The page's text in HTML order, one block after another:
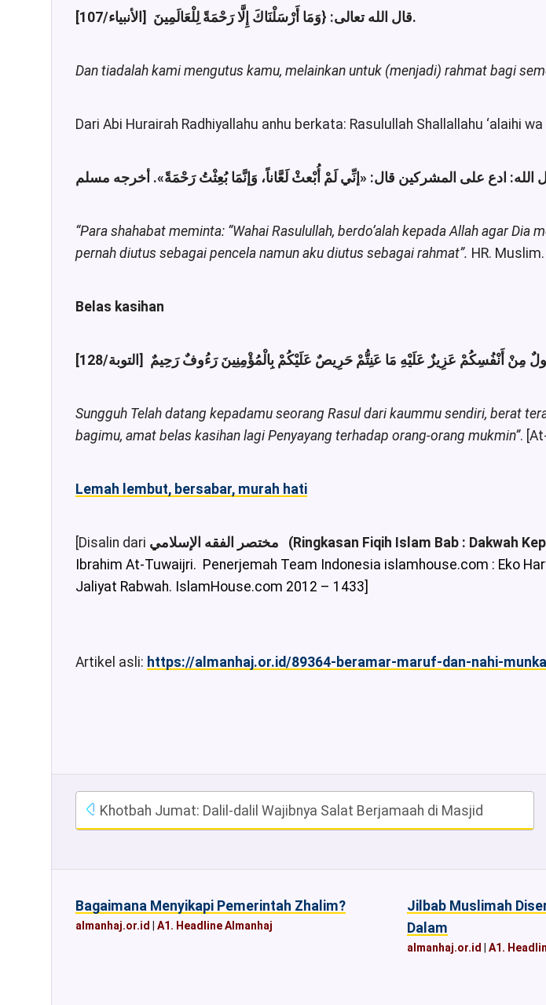
قال الله تعالى: {وَمَا أَرْسَلْنَاكَ إِلَّا رَحْمَةً لِلْعَالَمِينَ [الأنبياء/107].
Dan tiadalah kami mengutus kamu, melainkan untuk (menjadi) rahmat bagi
Dari Abi Hurairah Radhiyallahu anhu berkata: Rasulullah Shallallahu ‘alaihi
الله: ادع على المشركين قال: «إنِّي لَمْ أُبْعثْ لَعَّاناً، وَإنَّمَا بُعِثْتُ رَحْمَةً»
“Para shahabat meminta: “Wahai Rasulullah, berdo’alah kepada Allah agar
pernah diutus sebagai pencela namun aku diutus sebagai rahmat”. HR. Muslim.
Belas kasihan
Sungguh Telah datang kepadamu seorang Rasul dari kaummu sendiri, berat
bagimu, amat belas kasihan lagi Penyayang terhadap orang-orang mukmin”.
Lemah lembut, bersabar, murah hati
[Disalin dari مختصر الفقه الإسلامي
Ibrahim At-Tuwaijri. Penerjemah Team Indonesia islamhouse.com : Eko
Jaliyat Rabwah. IslamHouse.com 2012 – 1433]
Artikel asli: https://almanhaj.or.id/89364-beramar-maruf-dan-nahi-
Khotbah Jumat: Dalil-dalil Wajibnya Salat Berjamaah di Masjid
Bagaimana Menyikapi Pemerintah Zhalim?
almanhaj.or.id A1. Headline Almanhaj
Jilbab Muslimah
Dalam
almanhaj.or.id A1.